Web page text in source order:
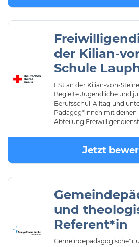
der Kilian-
Schule
FSJ an der Kilian-von-
Begleite Jugendliche und
Berufsschul-Alltag und
Pädagog*innen mit deinen
Abteilung
Jetzt
und
Referent*in
Gemeindepädagogische*r